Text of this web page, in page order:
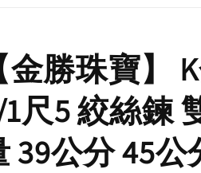
【金勝珠寶】
尺5 絞絲鍊
39公分 45公